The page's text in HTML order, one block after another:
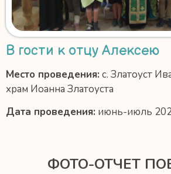
В гости к отцу Алексею
Место проведения: с. Златоуст
храм Иоанна Златоуста
Дата проведения: июнь-июль
ФОТО-ОТЧЕТ